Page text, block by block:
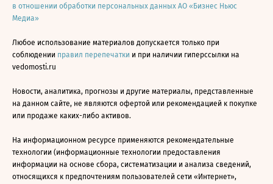
в отношении обработки персональных данных АО «Бизнес Ньюс
Медиа»
Любое использование материалов допускается только при
соблюдении правил перепечатки и при наличии гиперссылки на
vedomosti.ru
Новости, аналитика, прогнозы и другие материалы, представленные
на данном сайте, не являются офертой или рекомендацией к покупке
или продаже каких-либо активов.
На информационном ресурсе применяются рекомендательные
технологии (информационные технологии предоставления
информации на основе сбора, систематизации и анализа сведений,
относящихся к предпочтениям пользователей сети «Интернет»,